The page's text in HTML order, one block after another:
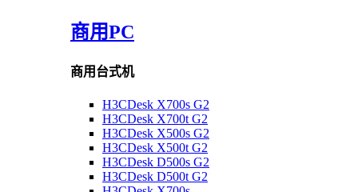
商用PC
商用台式机
H3CDesk X700s G2
H3CDesk X700t G2
H3CDesk X500s G2
H3CDesk X500t G2
H3CDesk D500s G2
H3CDesk D500t G2